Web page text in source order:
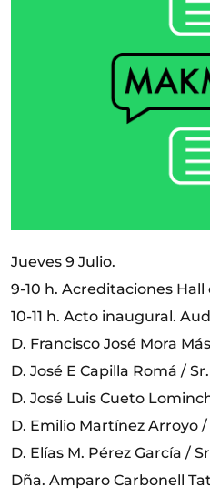
Jueves 9 Julio.
9-10 h. Acreditaciones
10-11 h. Acto inaugural.
D. Francisco José Mora
D. José E Capilla Romá /
D. José Luis Cueto
D. Emilio Martínez Arroyo
D. Elías M. Pérez García /
Dña. Amparo Carbonell